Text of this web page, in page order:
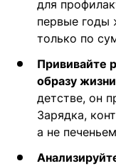
для
первые годы
только по
Прививайте
образу
детстве, он
Зарядка,
а не